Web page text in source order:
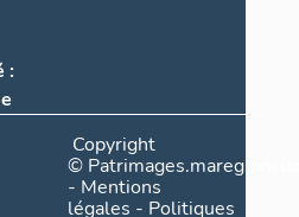
:
Copyright
©
- Mentions
légales - Politiques